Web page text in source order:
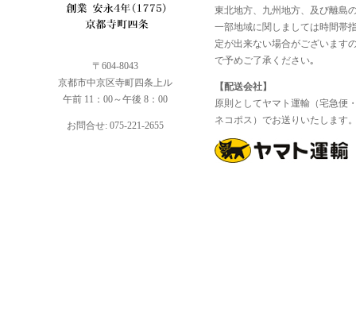
〒604-8043
京都市中京区寺町四条上ル
午前 11：00～午後 8：00
お問合せ: 075-221-2655
東北地方、九州地方、及び離島
一部地域に関しましては時間帯
定が出来ない場合がございます
で予めご了承ください｡
【配送会社】
原則としてヤマト運輸（宅急便
ネコポス）でお送りいたします